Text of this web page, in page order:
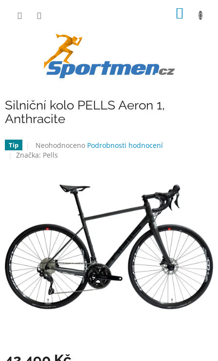
Silniční kolo PELLS Aeron 1,
Anthracite
Tip
Průměrné
hodnocení
Neohodnoceno Podrobnosti hodnocení
Značka: Pells